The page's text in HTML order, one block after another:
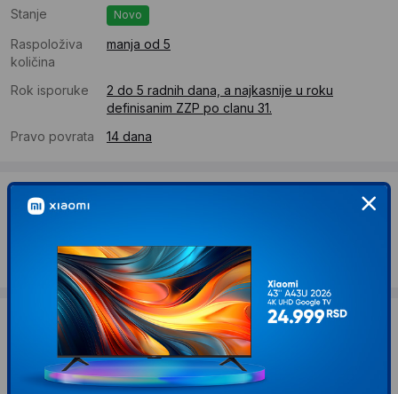
Stanje Novo
Raspoloživa
količina
manja od 5
Rok isporuke
2 do 5 radnih dana, a najkasnije u roku
definisanim ZZP po clanu 31.
Pravo povrata
14 dana
Dostava
Troskovi dostave 2290 RSD
Želite li ponudu za firmu?
Kontaktirajte nas